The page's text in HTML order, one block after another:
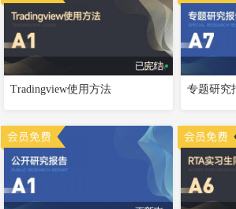
已完结
Tradingview使用方法 专题研究